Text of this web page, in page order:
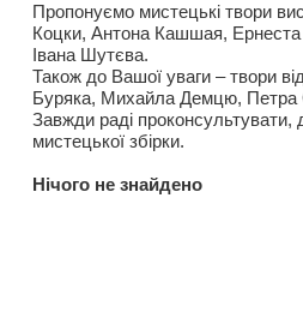
Пропонуємо мистецькі твори
Коцки, Антона Кашшая,
Івана Шутєва.
Також до Вашої уваги – твори
Буряка, Михайла Демцю, Петра
Завжди раді проконсультувати,
мистецької збірки.
Нiчого не знайдено